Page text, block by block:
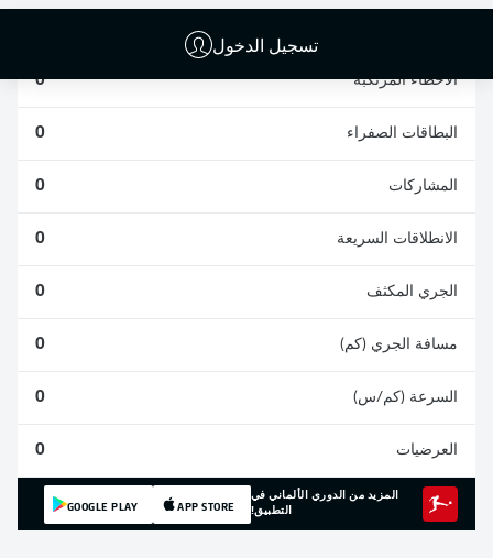
تسجيل الدخول
الأخطاء المرتكبة 0
البطاقات الصفراء 0
المشاركات 0
الانطلاقات السريعة 0
الجري المكثف 0
مسافة الجري (كم) 0
السرعة (كم/س) 0
العرضيات 0
المزيد من الدوري الألماني في
التطبيق!
APP STORE
GOOGLE PLAY